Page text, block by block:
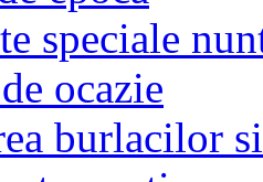
speciale
ocazie
burlacilor